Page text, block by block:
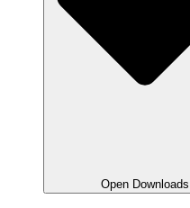
Open Downloads